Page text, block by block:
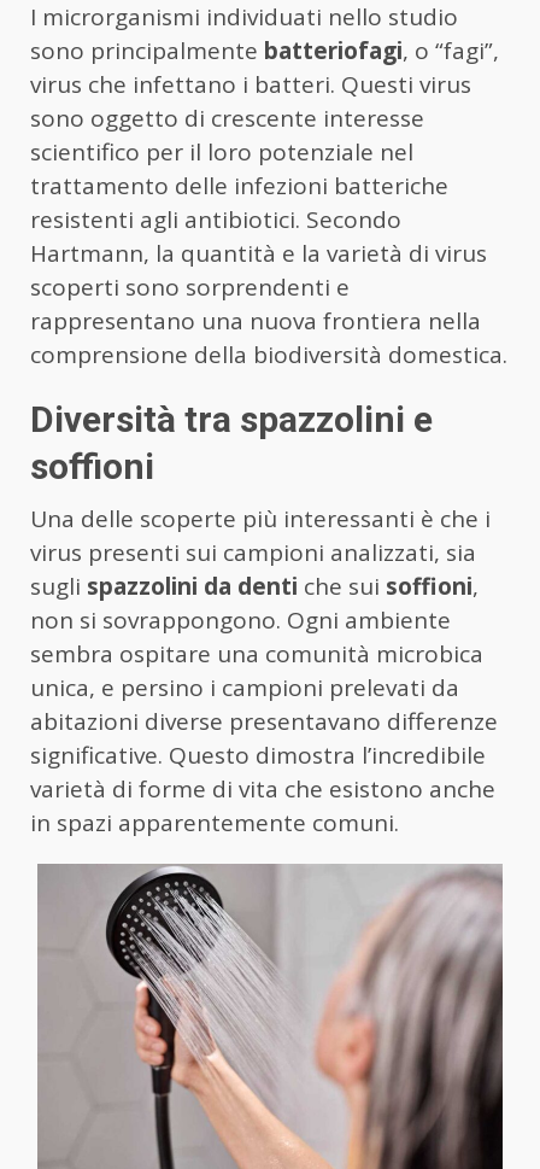
I microrganismi individuati nello studio
sono principalmente batteriofagi, o “fagi”,
virus che infettano i batteri. Questi virus
sono oggetto di crescente interesse
scientifico per il loro potenziale nel
trattamento delle infezioni batteriche
resistenti agli antibiotici. Secondo
Hartmann, la quantità e la varietà di virus
scoperti sono sorprendenti e
rappresentano una nuova frontiera nella
comprensione della biodiversità domestica.
Diversità tra spazzolini e
soffioni
Una delle scoperte più interessanti è che i
virus presenti sui campioni analizzati, sia
sugli spazzolini da denti che sui soffioni,
non si sovrappongono. Ogni ambiente
sembra ospitare una comunità microbica
unica, e persino i campioni prelevati da
abitazioni diverse presentavano differenze
significative. Questo dimostra l’incredibile
varietà di forme di vita che esistono anche
in spazi apparentemente comuni.